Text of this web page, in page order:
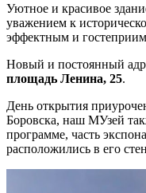
Уютное и красивое
уважением к
эффектным и
Новый и постоянный
площадь Ленина, 25.
День открытия
Боровска, наш МУзей
программе, часть
расположились в его